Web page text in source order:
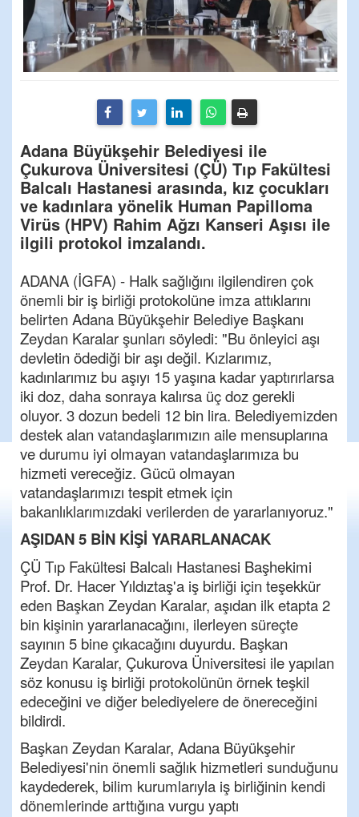
Adana Büyükşehir Belediyesi ile
Çukurova Üniversitesi (ÇÜ) Tıp Fakültesi
Balcalı Hastanesi arasında, kız çocukları
ve kadınlara yönelik Human Papilloma
Virüs (HPV) Rahim Ağzı Kanseri Aşısı ile
ilgili protokol imzalandı.
ADANA (İGFA) - Halk sağlığını ilgilendiren çok
önemli bir iş birliği protokolüne imza attıklarını
belirten Adana Büyükşehir Belediye Başkanı
Zeydan Karalar şunları söyledi: "Bu önleyici aşı
devletin ödediği bir aşı değil. Kızlarımız,
kadınlarımız bu aşıyı 15 yaşına kadar yaptırırlarsa
iki doz, daha sonraya kalırsa üç doz gerekli
oluyor. 3 dozun bedeli 12 bin lira. Belediyemizden
destek alan vatandaşlarımızın aile mensuplarına
ve durumu iyi olmayan vatandaşlarımıza bu
hizmeti vereceğiz. Gücü olmayan
vatandaşlarımızı tespit etmek için
bakanlıklarımızdaki verilerden de yararlanıyoruz."
AŞIDAN 5 BİN KİŞİ YARARLANACAK
ÇÜ Tıp Fakültesi Balcalı Hastanesi Başhekimi
Prof. Dr. Hacer Yıldıztaş'a iş birliği için teşekkür
eden Başkan Zeydan Karalar, aşıdan ilk etapta 2
bin kişinin yararlanacağını, ilerleyen süreçte
sayının 5 bine çıkacağını duyurdu. Başkan
Zeydan Karalar, Çukurova Üniversitesi ile yapılan
söz konusu iş birliği protokolünün örnek teşkil
edeceğini ve diğer belediyelere de önereceğini
bildirdi.
Başkan Zeydan Karalar, Adana Büyükşehir
Belediyesi'nin önemli sağlık hizmetleri sunduğunu
kaydederek, bilim kurumlarıyla iş birliğinin kendi
dönemlerinde arttığına vurgu yaptı